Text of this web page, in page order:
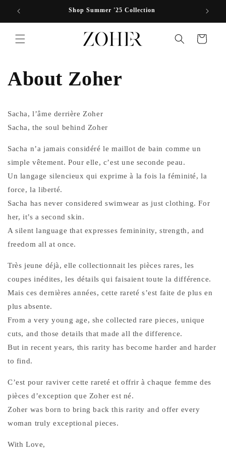
Skip to
content
Shop Summer '25 Collection
Cart
About Zoher
Sacha, l’âme derrière Zoher
Sacha, the soul behind Zoher
Sacha n’a jamais considéré le maillot de bain comme un
simple vêtement. Pour elle, c’est une seconde peau.
Un langage silencieux qui exprime à la fois la féminité, la
force, la liberté.
Sacha has never considered swimwear as just clothing. For
her, it’s a second skin.
A silent language that expresses femininity, strength, and
freedom all at once.
Très jeune déjà, elle collectionnait les pièces rares, les
coupes inédites, les détails qui faisaient toute la différence.
Mais ces dernières années, cette rareté s’est faite de plus en
plus absente.
From a very young age, she collected rare pieces, unique
cuts, and those details that made all the difference.
But in recent years, this rarity has become harder and harder
to find.
C’est pour raviver cette rareté et offrir à chaque femme des
pièces d’exception que Zoher est né.
Zoher was born to bring back this rarity and offer every
woman truly exceptional pieces.
With Love,